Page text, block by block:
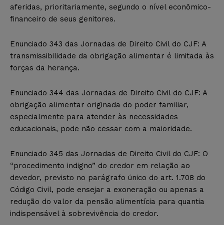
aferidas, prioritariamente, segundo o nível econômico-
financeiro de seus genitores.
Enunciado 343 das Jornadas de Direito Civil do CJF: A
transmissibilidade da obrigação alimentar é limitada às
forças da herança.
Enunciado 344 das Jornadas de Direito Civil do CJF: A
obrigação alimentar originada do poder familiar,
especialmente para atender às necessidades
educacionais, pode não cessar com a maioridade.
Enunciado 345 das Jornadas de Direito Civil do CJF: O
“procedimento indigno” do credor em relação ao
devedor, previsto no parágrafo único do art. 1.708 do
Código Civil, pode ensejar a exoneração ou apenas a
redução do valor da pensão alimentícia para quantia
indispensável à sobrevivência do credor.